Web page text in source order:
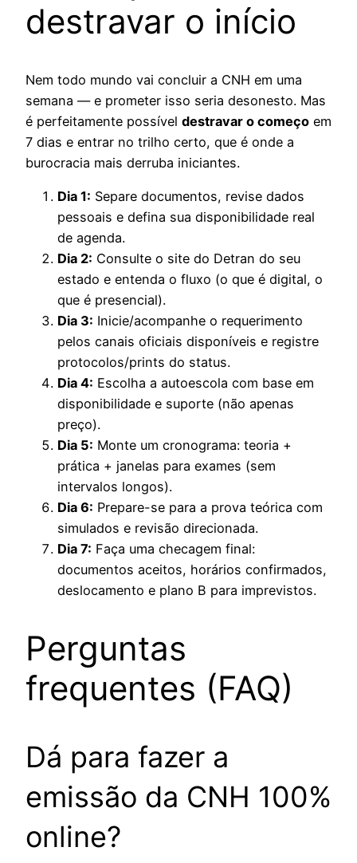
destravar o início
Nem todo mundo vai concluir a CNH em uma
semana — e prometer isso seria desonesto. Mas
é perfeitamente possível destravar o começo em
7 dias e entrar no trilho certo, que é onde a
burocracia mais derruba iniciantes.
Dia 1: Separe documentos, revise dados
pessoais e defina sua disponibilidade real
de agenda.
Dia 2: Consulte o site do Detran do seu
estado e entenda o fluxo (o que é digital, o
que é presencial).
Dia 3: Inicie/acompanhe o requerimento
pelos canais oficiais disponíveis e registre
protocolos/prints do status.
Dia 4: Escolha a autoescola com base em
disponibilidade e suporte (não apenas
preço).
Dia 5: Monte um cronograma: teoria +
prática + janelas para exames (sem
intervalos longos).
Dia 6: Prepare-se para a prova teórica com
simulados e revisão direcionada.
Dia 7: Faça uma checagem final:
documentos aceitos, horários confirmados,
deslocamento e plano B para imprevistos.
Perguntas
frequentes (FAQ)
Dá para fazer a
emissão da CNH 100%
online?